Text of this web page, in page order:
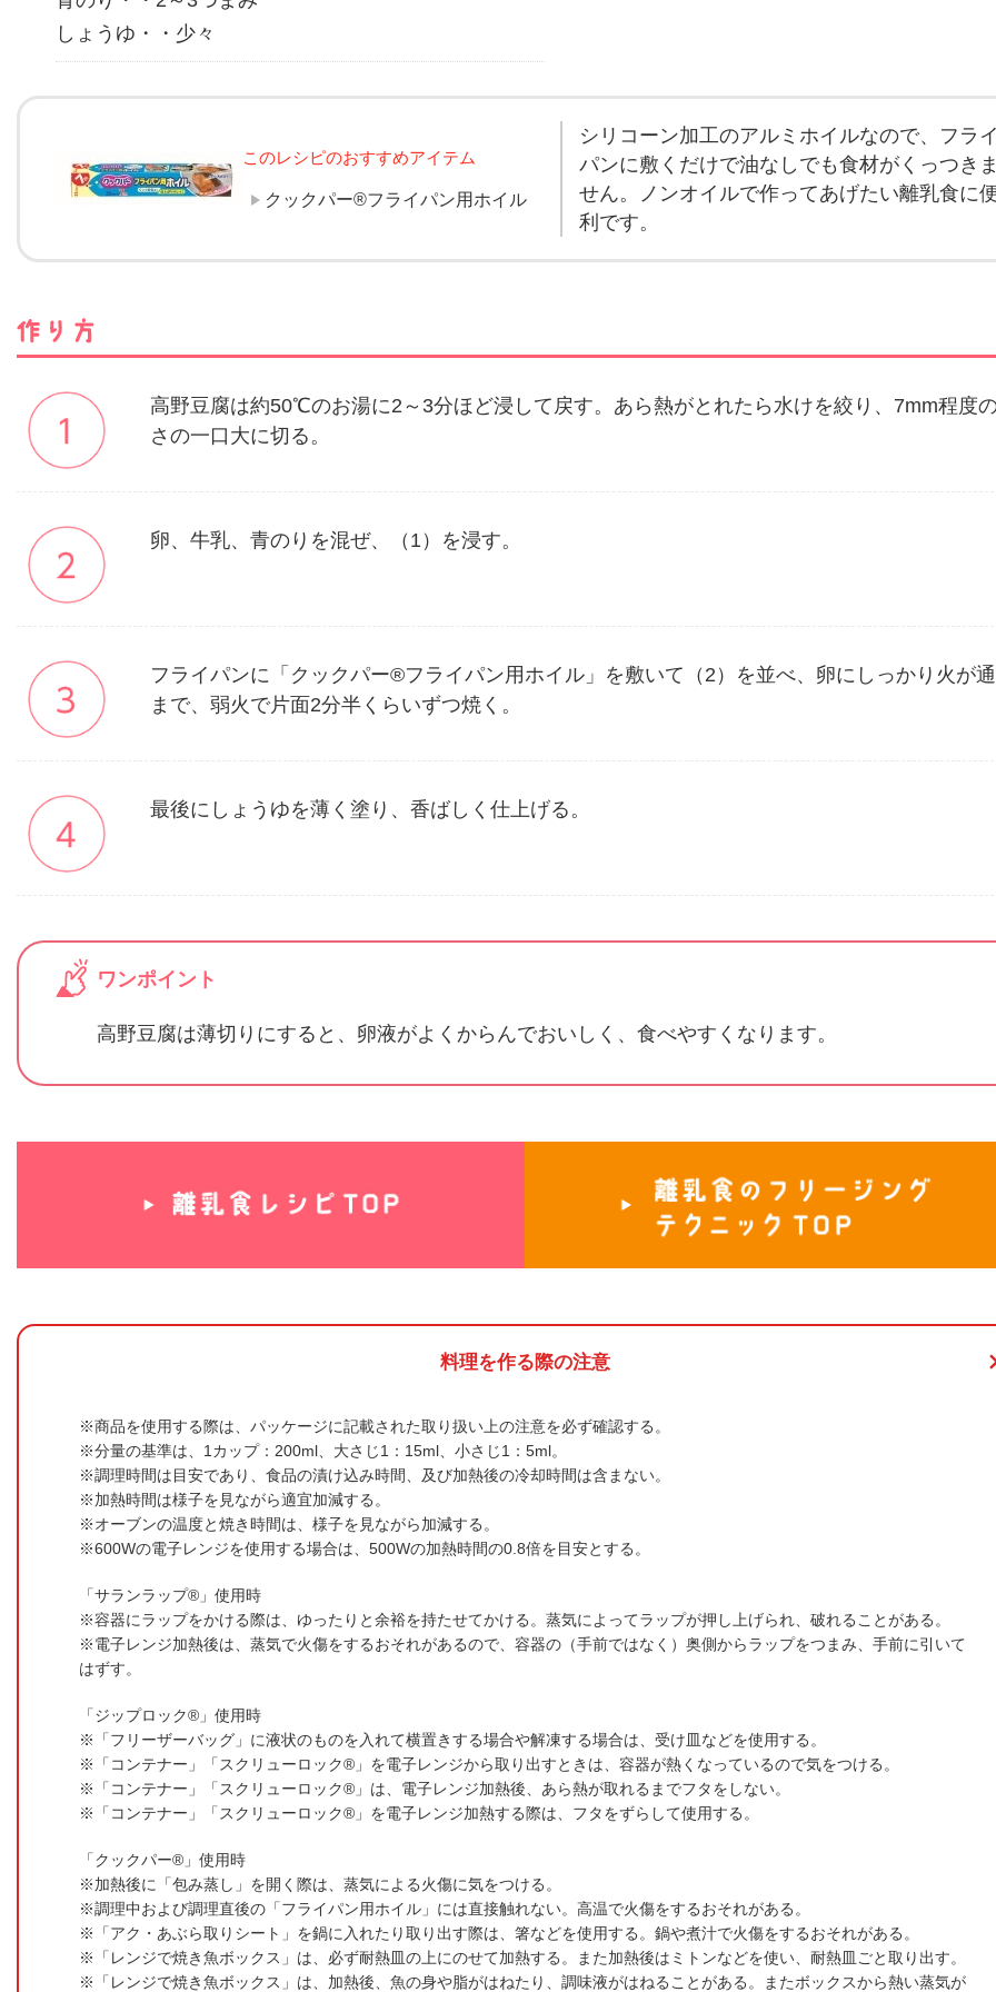
しょうゆ・・少々
このレシピのおすすめアイテム
クックパー®フライパン用ホイル
シリコーン加工のアルミホイルなので、フラ
パンに敷くだけで油なしでも食材がくっつき
せん。ノンオイルで作ってあげたい離乳食に
利です。
高野豆腐は約50℃のお湯に2～3分ほど浸して戻す。あら熱がとれたら水けを絞り、7mm程度
さの一口大に切る。
卵、牛乳、青のりを混ぜ、（1）を浸す。
フライパンに「クックパー®フライパン用ホイル」を敷いて（2）を並べ、卵にしっかり火が
まで、弱火で片面2分半くらいずつ焼く。
最後にしょうゆを薄く塗り、香ばしく仕上げる。
ワンポイント
高野豆腐は薄切りにすると、卵液がよくからんでおいしく、食べやすくなります。
料理を作る際の注意
商品を使用する際は、パッケージに記載された取り扱い上の注意を必ず確認する。
分量の基準は、1カップ：200ml、大さじ1：15ml、小さじ1：5ml。
調理時間は目安であり、食品の漬け込み時間、及び加熱後の冷却時間は含まない。
加熱時間は様子を見ながら適宜加減する。
オーブンの温度と焼き時間は、様子を見ながら加減する。
600Wの電子レンジを使用する場合は、500Wの加熱時間の0.8倍を目安とする。
「サランラップ®」使用時
容器にラップをかける際は、ゆったりと余裕を持たせてかける。蒸気によってラップが押し上げられ、破れることがある。
電子レンジ加熱後は、蒸気で火傷をするおそれがあるので、容器の（手前ではなく）奥側からラップをつまみ、手前に引いて
はずす。
「ジップロック®」使用時
「フリーザーバッグ」に液状のものを入れて横置きする場合や解凍する場合は、受け皿などを使用する。
「コンテナー」「スクリューロック®」を電子レンジから取り出すときは、容器が熱くなっているので気をつける。
「コンテナー」「スクリューロック®」は、電子レンジ加熱後、あら熱が取れるまでフタをしない。
「コンテナー」「スクリューロック®」を電子レンジ加熱する際は、フタをずらして使用する。
「クックパー®」使用時
加熱後に「包み蒸し」を開く際は、蒸気による火傷に気をつける。
調理中および調理直後の「フライパン用ホイル」には直接触れない。高温で火傷をするおそれがある。
「アク・あぶら取りシート」を鍋に入れたり取り出す際は、箸などを使用する。鍋や煮汁で火傷をするおそれがある。
「レンジで焼き魚ボックス」は、必ず耐熱皿の上にのせて加熱する。また加熱後はミトンなどを使い、耐熱皿ごと取り出す。
「レンジで焼き魚ボックス」は、加熱後、魚の身や脂がはねたり、調味液がはねることがある。またボックスから熱い蒸気が